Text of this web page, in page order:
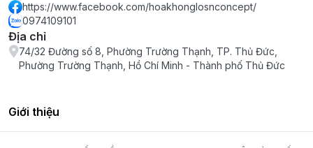
https://www.facebook.com/hoakhonglosnconcept/
0974109101
Địa chỉ
74/32 Đường số 8, Phường Trường Thạnh, TP. Thủ Đức,
Phường Trường Thạnh, Hồ Chí Minh - Thành phố Thủ Đức
Giới thiệu